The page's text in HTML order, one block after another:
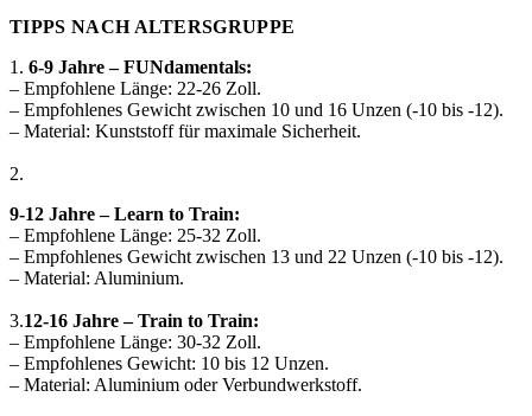
TIPPS NACH ALTERSGRUPPE
1. 6-9 Jahre – FUNdamentals:
– Empfohlene Länge: 22-26 Zoll.
– Empfohlenes Gewicht zwischen 10 und 16 Unzen (-10 bis -12).
– Material: Kunststoff für maximale Sicherheit.
2.
9-12 Jahre – Learn to Train:
– Empfohlene Länge: 25-32 Zoll.
– Empfohlenes Gewicht zwischen 13 und 22 Unzen (-10 bis -12).
– Material: Aluminium.
3.12-16 Jahre – Train to Train:
– Empfohlene Länge: 30-32 Zoll.
– Empfohlenes Gewicht: 10 bis 12 Unzen.
– Material: Aluminium oder Verbundwerkstoff.